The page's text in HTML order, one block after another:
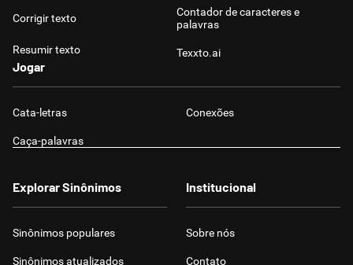
Corrigir texto
Resumir texto
Contador de caracteres e
palavras
Texxto.ai
Jogar
Cata-letras Conexões
Caça-palavras
Explorar Sinônimos
Sinônimos populares
Sinônimos atualizados
Institucional
Sobre nós
Contato